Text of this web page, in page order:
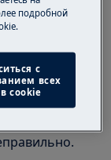
при
подробной
с
всех
cookie